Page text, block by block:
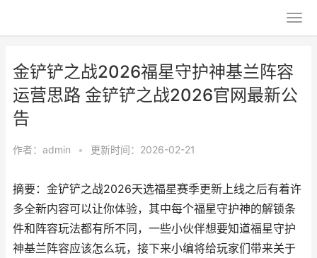
金铲铲之战2026福星守护神基兰阵容
运营思路 金铲铲之战2026官网最新公
告
作者： admin • 更新时间：2026-02-21
摘要：金铲铲之战2026天选福星赛季更新上线之后有着许
多全新内容可以让你体验，其中每个福星守护神的解锁条
件和阵容玩法都有所不同，一些小伙伴想要知道福星守护
神基兰阵容应该怎么玩，接下来小编将给玩家们带来关于